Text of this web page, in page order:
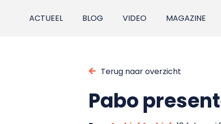
ACTUEEL BLOG VIDEO MAGAZINE
Terug naar overzicht
Pabo